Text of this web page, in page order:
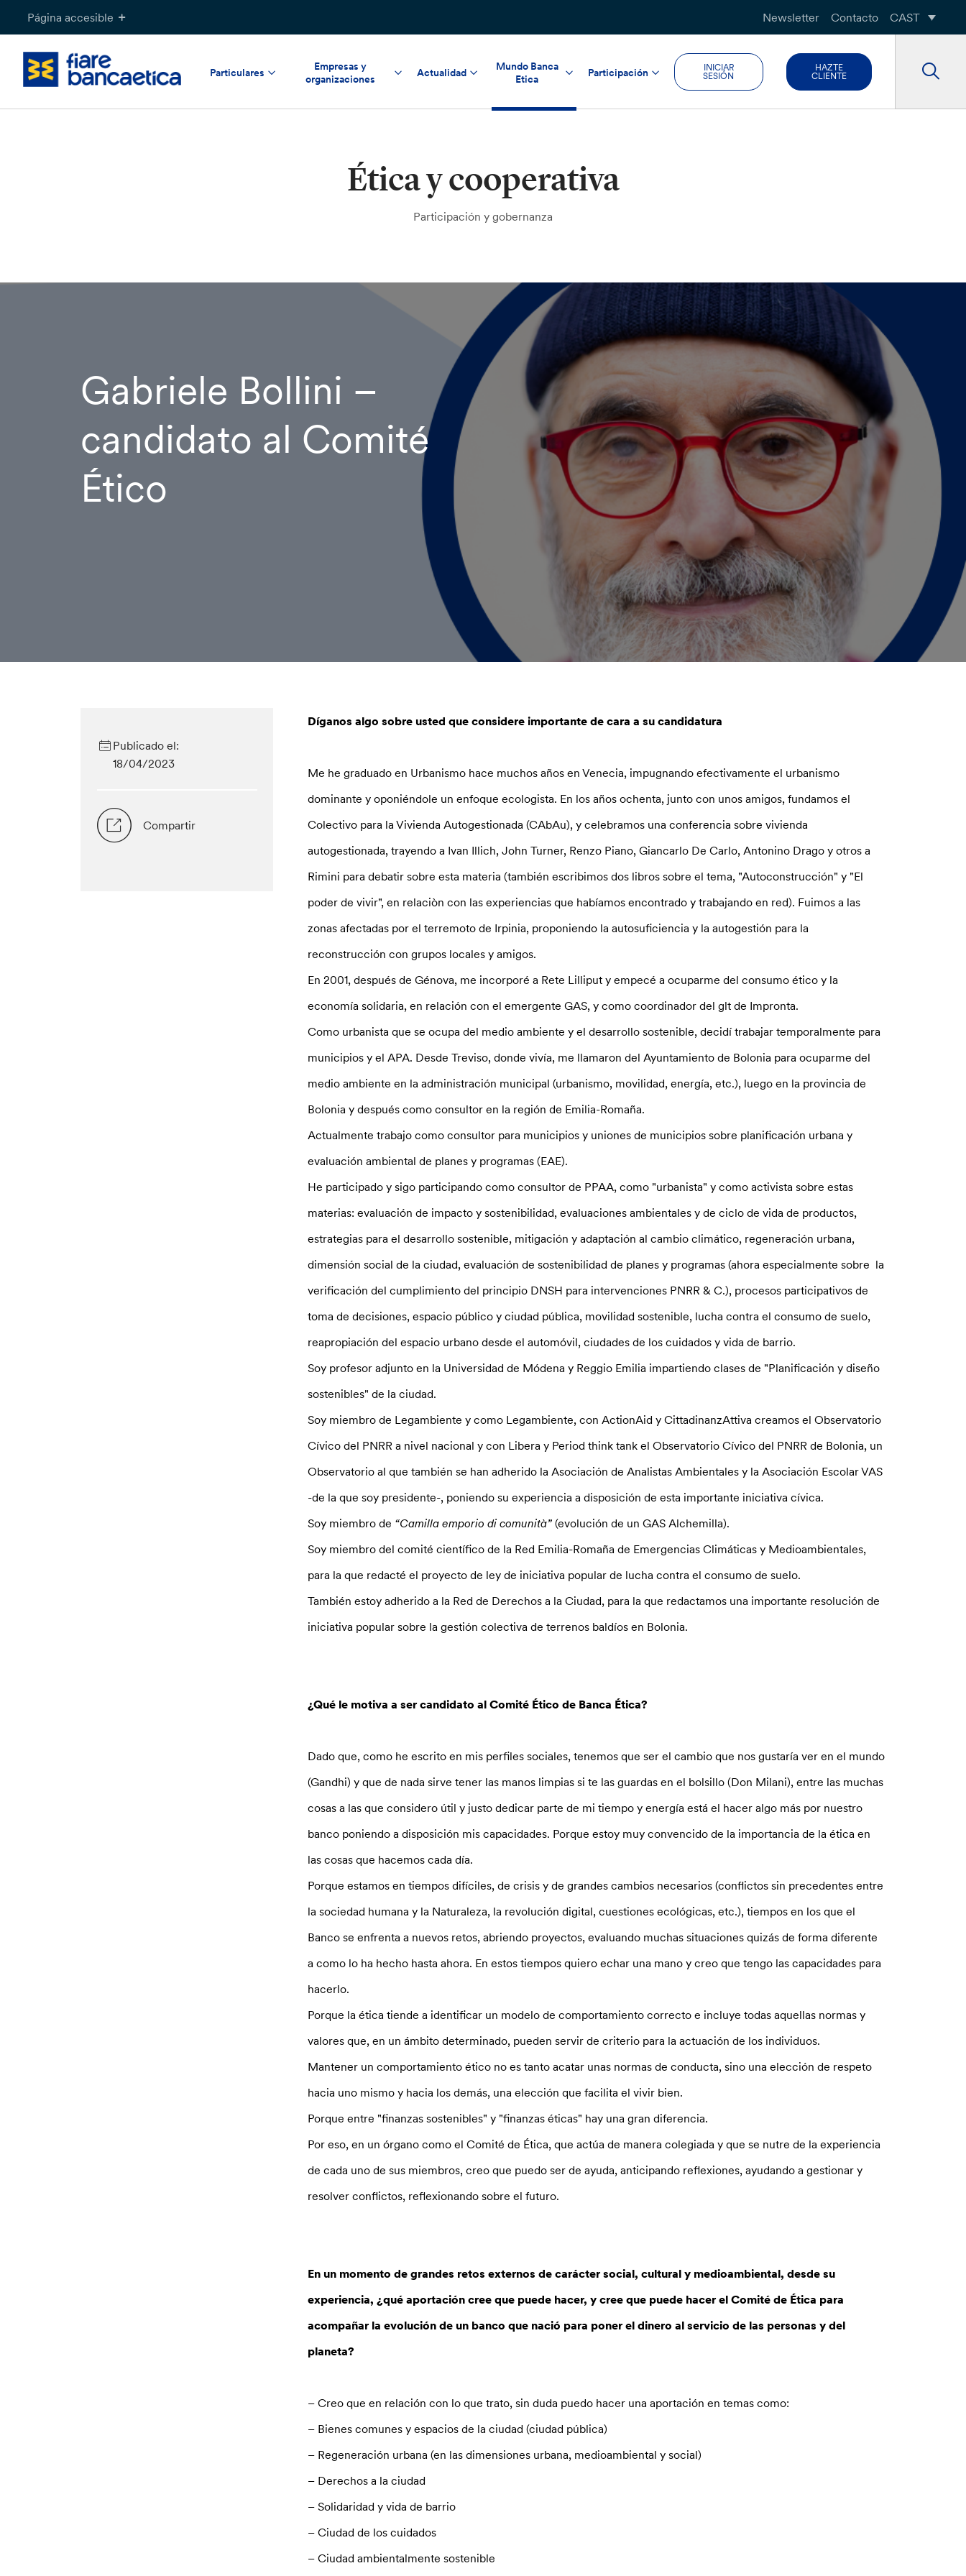
Página accesible Newsletter Contacto CAST
Particulares
Empresas y
organizaciones
Actualidad
Mundo Banca
Etica
Participación
INICIAR
SESIÓN
HAZTE
CLIENTE
Ética y cooperativa
Participación y gobernanza
Gabriele Bollini –
candidato al Comité
Ético
Publicado el:
18/04/2023
Compartir
Díganos algo sobre usted que considere importante de cara a su candidatura
Me he graduado en Urbanismo hace muchos años en Venecia, impugnando efectivamente el urbanismo
dominante y oponiéndole un enfoque ecologista. En los años ochenta, junto con unos amigos, fundamos el
Colectivo para la Vivienda Autogestionada (CAbAu), y celebramos una conferencia sobre vivienda
autogestionada, trayendo a Ivan Illich, John Turner, Renzo Piano, Giancarlo De Carlo, Antonino Drago y otros a
Rimini para debatir sobre esta materia (también escribimos dos libros sobre el tema, "Autoconstrucción" y "El
poder de vivir", en relaciòn con las experiencias que habíamos encontrado y trabajando en red). Fuimos a las
zonas afectadas por el terremoto de Irpinia, proponiendo la autosuficiencia y la autogestión para la
reconstrucción con grupos locales y amigos.
En 2001, después de Génova, me incorporé a Rete Lilliput y empecé a ocuparme del consumo ético y la
economía solidaria, en relación con el emergente GAS, y como coordinador del glt de Impronta.
Como urbanista que se ocupa del medio ambiente y el desarrollo sostenible, decidí trabajar temporalmente para
municipios y el APA. Desde Treviso, donde vivía, me llamaron del Ayuntamiento de Bolonia para ocuparme del
medio ambiente en la administración municipal (urbanismo, movilidad, energía, etc.), luego en la provincia de
Bolonia y después como consultor en la región de Emilia-Romaña.
Actualmente trabajo como consultor para municipios y uniones de municipios sobre planificación urbana y
evaluación ambiental de planes y programas (EAE).
He participado y sigo participando como consultor de PPAA, como "urbanista" y como activista sobre estas
materias: evaluación de impacto y sostenibilidad, evaluaciones ambientales y de ciclo de vida de productos,
estrategias para el desarrollo sostenible, mitigación y adaptación al cambio climático, regeneración urbana,
dimensión social de la ciudad, evaluación de sostenibilidad de planes y programas (ahora especialmente sobre la
verificación del cumplimiento del principio DNSH para intervenciones PNRR & C.), procesos participativos de
toma de decisiones, espacio público y ciudad pública, movilidad sostenible, lucha contra el consumo de suelo,
reapropiación del espacio urbano desde el automóvil, ciudades de los cuidados y vida de barrio.
Soy profesor adjunto en la Universidad de Módena y Reggio Emilia impartiendo clases de "Planificación y diseño
sostenibles" de la ciudad.
Soy miembro de Legambiente y como Legambiente, con ActionAid y CittadinanzAttiva creamos el Observatorio
Cívico del PNRR a nivel nacional y con Libera y Period think tank el Observatorio Cívico del PNRR de Bolonia, un
Observatorio al que también se han adherido la Asociación de Analistas Ambientales y la Asociación Escolar VAS
-de la que soy presidente-, poniendo su experiencia a disposición de esta importante iniciativa cívica.
Soy miembro de “Camilla emporio di comunità” (evolución de un GAS Alchemilla).
Soy miembro del comité científico de la Red Emilia-Romaña de Emergencias Climáticas y Medioambientales,
para la que redacté el proyecto de ley de iniciativa popular de lucha contra el consumo de suelo.
También estoy adherido a la Red de Derechos a la Ciudad, para la que redactamos una importante resolución de
iniciativa popular sobre la gestión colectiva de terrenos baldíos en Bolonia.
¿Qué le motiva a ser candidato al Comité Ético de Banca Ética?
Dado que, como he escrito en mis perfiles sociales, tenemos que ser el cambio que nos gustaría ver en el mundo
(Gandhi) y que de nada sirve tener las manos limpias si te las guardas en el bolsillo (Don Milani), entre las muchas
cosas a las que considero útil y justo dedicar parte de mi tiempo y energía está el hacer algo más por nuestro
banco poniendo a disposición mis capacidades. Porque estoy muy convencido de la importancia de la ética en
las cosas que hacemos cada día.
Porque estamos en tiempos difíciles, de crisis y de grandes cambios necesarios (conflictos sin precedentes entre
la sociedad humana y la Naturaleza, la revolución digital, cuestiones ecológicas, etc.), tiempos en los que el
Banco se enfrenta a nuevos retos, abriendo proyectos, evaluando muchas situaciones quizás de forma diferente
a como lo ha hecho hasta ahora. En estos tiempos quiero echar una mano y creo que tengo las capacidades para
hacerlo.
Porque la ética tiende a identificar un modelo de comportamiento correcto e incluye todas aquellas normas y
valores que, en un ámbito determinado, pueden servir de criterio para la actuación de los individuos.
Mantener un comportamiento ético no es tanto acatar unas normas de conducta, sino una elección de respeto
hacia uno mismo y hacia los demás, una elección que facilita el vivir bien.
Porque entre "finanzas sostenibles" y "finanzas éticas" hay una gran diferencia.
Por eso, en un órgano como el Comité de Ética, que actúa de manera colegiada y que se nutre de la experiencia
de cada uno de sus miembros, creo que puedo ser de ayuda, anticipando reflexiones, ayudando a gestionar y
resolver conflictos, reflexionando sobre el futuro.
En un momento de grandes retos externos de carácter social, cultural y medioambiental, desde su
experiencia, ¿qué aportación cree que puede hacer, y cree que puede hacer el Comité de Ética para
acompañar la evolución de un banco que nació para poner el dinero al servicio de las personas y del
planeta?
– Creo que en relación con lo que trato, sin duda puedo hacer una aportación en temas como:
– Bienes comunes y espacios de la ciudad (ciudad pública)
– Regeneración urbana (en las dimensiones urbana, medioambiental y social)
– Derechos a la ciudad
– Solidaridad y vida de barrio
– Ciudad de los cuidados
– Ciudad ambientalmente sostenible